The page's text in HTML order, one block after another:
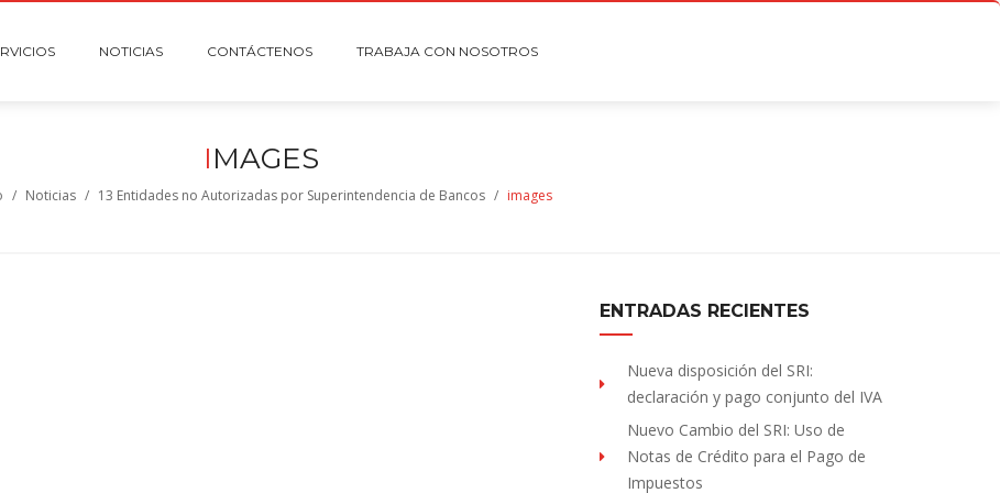
NOTICIAS CONTÁCTENOS TRABAJA CON NOSOTROS
IMAGES
/ Noticias / 13 Entidades no Autorizadas por Superintendencia de Bancos / images
ENTRADAS RECIENTES
Nueva disposición del SRI:
declaración y pago conjunto del IVA
Nuevo Cambio del SRI: Uso de
Notas de Crédito para el Pago de
Impuestos